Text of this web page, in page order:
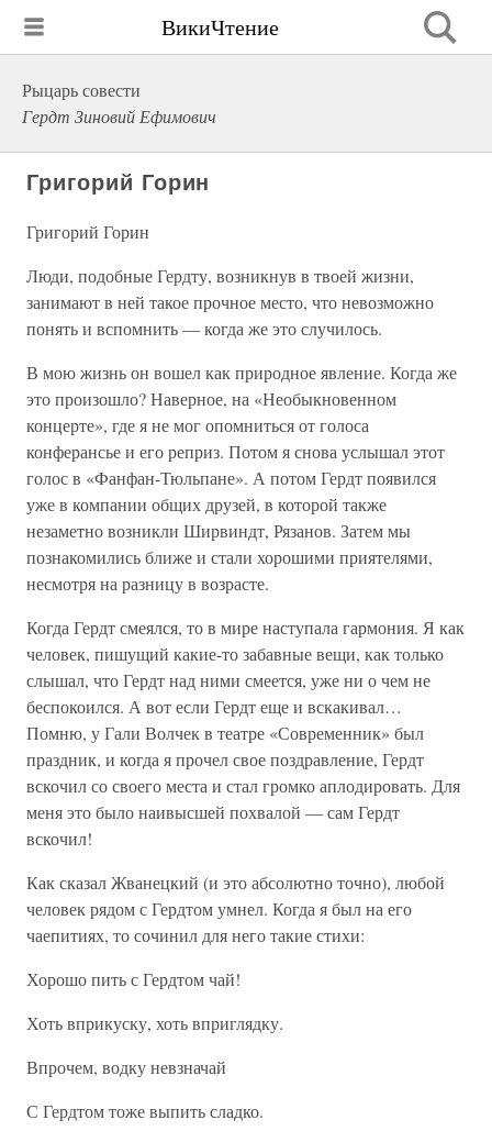
ВикиЧтение
Рыцарь совести
Гердт Зиновий Ефимович
Григорий Горин
Григорий Горин
Люди, подобные Гердту, возникнув в твоей жизни,
занимают в ней такое прочное место, что невозможно
понять и вспомнить — когда же это случилось.
В мою жизнь он вошел как природное явление. Когда же
это произошло? Наверное, на «Необыкновенном
концерте», где я не мог опомниться от голоса
конферансье и его реприз. Потом я снова услышал этот
голос в «Фанфан-Тюльпане». А потом Гердт появился
уже в компании общих друзей, в которой также
незаметно возникли Ширвиндт, Рязанов. Затем мы
познакомились ближе и стали хорошими приятелями,
несмотря на разницу в возрасте.
Когда Гердт смеялся, то в мире наступала гармония. Я как
человек, пишущий какие-то забавные вещи, как только
слышал, что Гердт над ними смеется, уже ни о чем не
беспокоился. А вот если Гердт еще и вскакивал…
Помню, у Гали Волчек в театре «Современник» был
праздник, и когда я прочел свое поздравление, Гердт
вскочил со своего места и стал громко аплодировать. Для
меня это было наивысшей похвалой — сам Гердт
вскочил!
Как сказал Жванецкий (и это абсолютно точно), любой
человек рядом с Гердтом умнел. Когда я был на его
чаепитиях, то сочинил для него такие стихи:
Хорошо пить с Гердтом чай!
Хоть вприкуску, хоть вприглядку.
Впрочем, водку невзначай
С Гердтом тоже выпить сладко.